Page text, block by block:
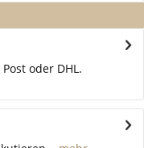
oder DHL.